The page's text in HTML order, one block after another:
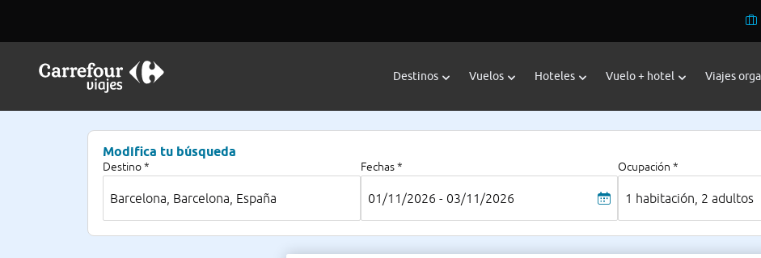
Destinos Vuelos Hoteles Vuelo + hotel Viajes
Modifica tu búsqueda
Destino * Fechas *
01/11/2026 - 03/11/2026
Ocupación *
1 habitación, 2 adultos